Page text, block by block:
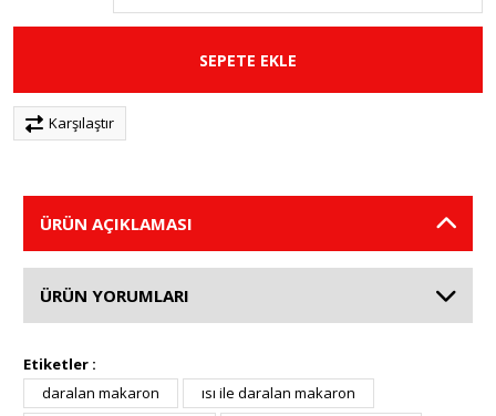
SEPETE EKLE
Karşılaştır
ÜRÜN AÇIKLAMASI
ÜRÜN YORUMLARI
Etiketler :
daralan makaron
ısı ile daralan makaron